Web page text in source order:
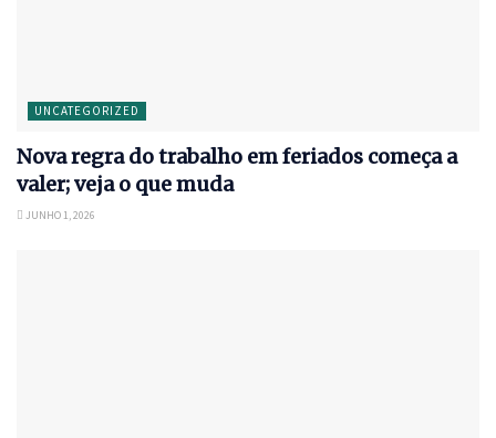
UNCATEGORIZED
Nova regra do trabalho em feriados começa a
valer; veja o que muda
JUNHO 1, 2026